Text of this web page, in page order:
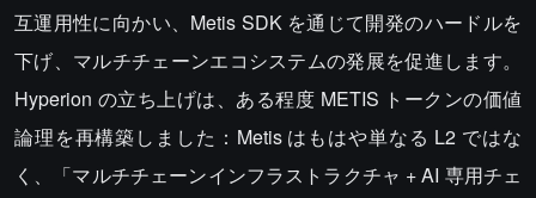
互運用性に向かい、Metis SDK を通じて開発のハードルを
下げ、マルチチェーンエコシステムの発展を促進します。
Hyperion の立ち上げは、ある程度 METIS トークンの価値
論理を再構築しました：Metis はもはや単なる L2 ではな
く、「マルチチェーンインフラストラクチャ + AI 専用チェ